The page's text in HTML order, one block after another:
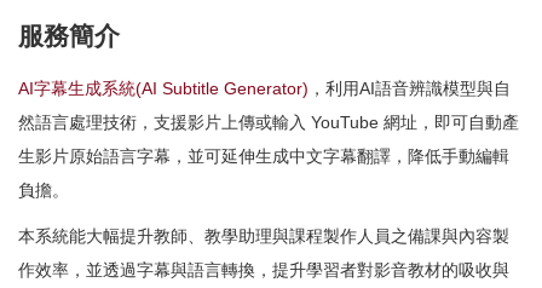
雲端虛擬主機 (付費租用)
AI運算服務 (付費租用)
AI語音會議紀錄系統
AI論文編修系統
服務簡介
AI字幕生成系統(AI Subtitle Generator) ，利用AI語音辨識模型與自
然語言處理技術，支援影片上傳或輸入 YouTube 網址，即可自動產
生影片原始語言字幕，並可延伸生成中文字幕翻譯，降低手動編輯
負擔。
本系統能大幅提升教師、教學助理與課程製作人員之備課與內容製
作效率，並透過字幕與語言轉換，提升學習者對影音教材的吸收與